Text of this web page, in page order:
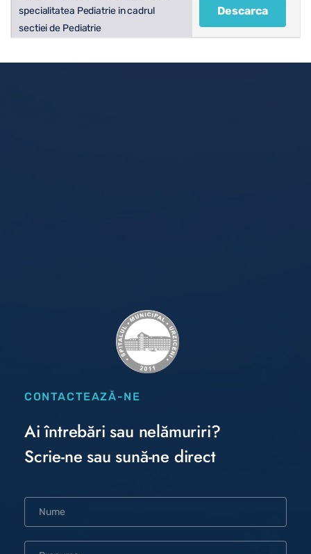
specialitatea Pediatrie in cadrul
sectiei de Pediatrie
Descarca
CONTACTEAZĂ-NE
Ai întrebări sau nelămuriri?
Scrie-ne sau sună-ne direct